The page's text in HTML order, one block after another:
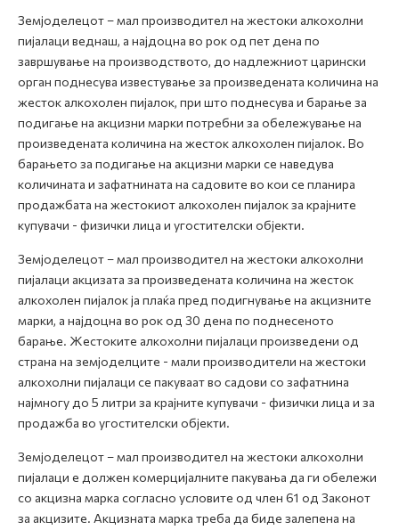
Земјоделецот – мал производител на жестоки алкохолни
пијалаци веднаш, а најдоцна во рок од пет дена по
завршување на производството, до надлежниот царински
орган поднесува известување за произведената количина на
жесток алкохолен пијалок, при што поднесува и барање за
подигање на акцизни марки потребни за обележување на
произведената количина на жесток алкохолен пијалок. Во
барањето за подигање на акцизни марки се наведува
количината и зафатнината на садовите во кои се планира
продажбата на жестокиот алкохолен пијалок за крајните
купувачи - физички лица и угостителски објекти.
Земјоделецот – мал производител на жестоки алкохолни
пијалаци акцизата за произведената количина на жесток
алкохолен пијалок ја плаќа пред подигнување на акцизните
марки, а најдоцна во рок од 30 дена по поднесеното
барање. Жестоките алкохолни пијалаци произведени од
страна на земјоделците - мали производители на жестоки
алкохолни пијалаци се пакуваат во садови со зафатнина
најмногу до 5 литри за крајните купувачи - физички лица и за
продажба во угостителски објекти.
Земјоделецот – мал производител на жестоки алкохолни
пијалаци е должен комерцијалните пакувања да ги обележи
со акцизна марка согласно условите од член 61 од Законот
за акцизите. Акцизната марка треба да биде залепена на